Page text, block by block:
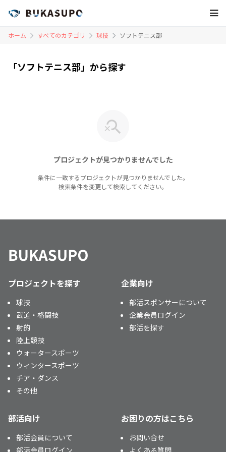
ホーム すべてのカテゴリ 球技 ソフトテニス部
「ソフトテニス部」から探す
プロジェクトが見つかりませんでした
条件に一致するプロジェクトが見つかりませんでした。
検索条件を変更して検索してください。
プロジェクトを探す
球技
武道・格闘技
射的
陸上競技
ウォータースポーツ
ウィンタースポーツ
チア・ダンス
その他
企業向け
部活スポンサーについて
企業会員ログイン
部活を探す
部活向け
部活会員について
部活会員ログイン
お困りの方はこちら
お問い合せ
よくある質問